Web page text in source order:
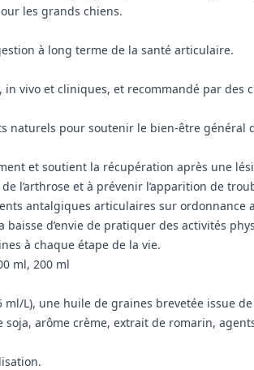
les grands chiens.
à long terme de la santé articulaire.
in vivo et cliniques, et recommandé par des
naturels pour soutenir le bien-être général
et soutient la récupération après une
l’arthrose et à prévenir l’apparition de
antalgiques articulaires sur ordonnance
d’envie de pratiquer des activités
à chaque étape de la vie.
ml, 200 ml
ml/L), une huile de graines brevetée issue
soja, arôme crème, extrait de romarin,